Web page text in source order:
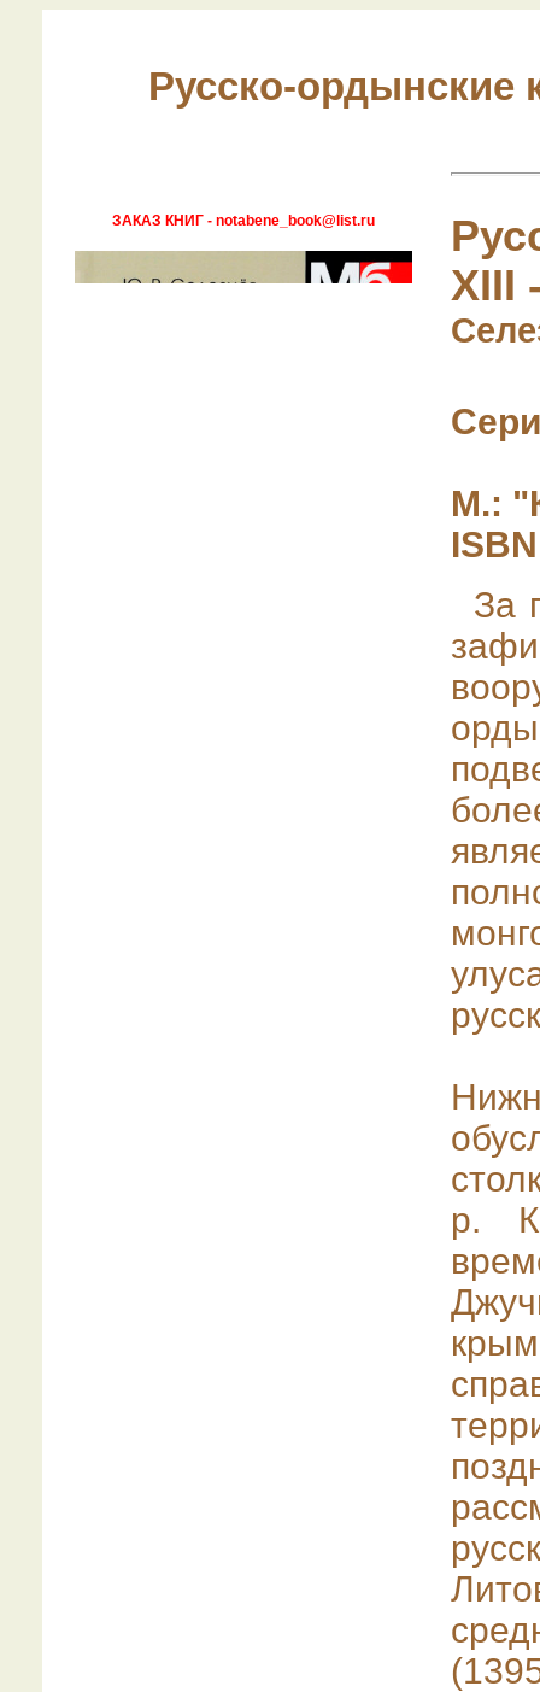
Русско-ордынские
ЗАКАЗ КНИГ - notabene_book@list.ru
XIII
М.:
За
р.